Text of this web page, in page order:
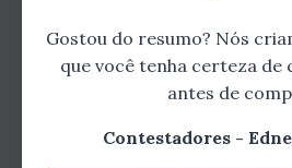
Gostou do
Gostou do resumo? Nós
que você tenha certeza de
antes de
Contestadores -